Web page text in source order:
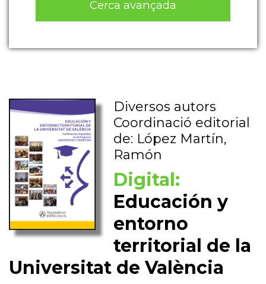
Cerca avançada
Diversos autors
Coordinació editorial
de: López Martín,
Ramón
Digital:
Educación y
entorno
territorial de la
Universitat de València